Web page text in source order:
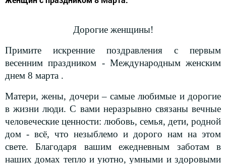
Примите искренние поздравления с первым
весенним праздником - Международным женским
днем 8 марта .
Матери, жены, дочери – самые любимые и дорогие
в жизни люди. С вами неразрывно связаны вечные
человеческие ценности: любовь, семья, дети, родной
дом - всё, что незыблемо и дорого нам на этом
свете. Благодаря вашим ежедневным заботам в
наших домах тепло и уютно, умными и здоровыми
растут наши дети, спокойно и уверенно чувствуют